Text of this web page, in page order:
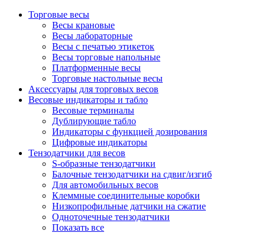
Торговые весы
Весы крановые
Весы лабораторные
Весы с печатью этикеток
Весы торговые напольные
Платформенные весы
Торговые настольные весы
Аксессуары для торговых весов
Весовые индикаторы и табло
Весовые терминалы
Дублирующие табло
Индикаторы с функцией дозирования
Цифровые индикаторы
Тензодатчики для весов
S-образные тензодатчики
Балочные тензодатчики на сдвиг/изгиб
Для автомобильных весов
Клеммные соединительные коробки
Низкопрофильные датчики на сжатие
Одноточечные тензодатчики
Показать все